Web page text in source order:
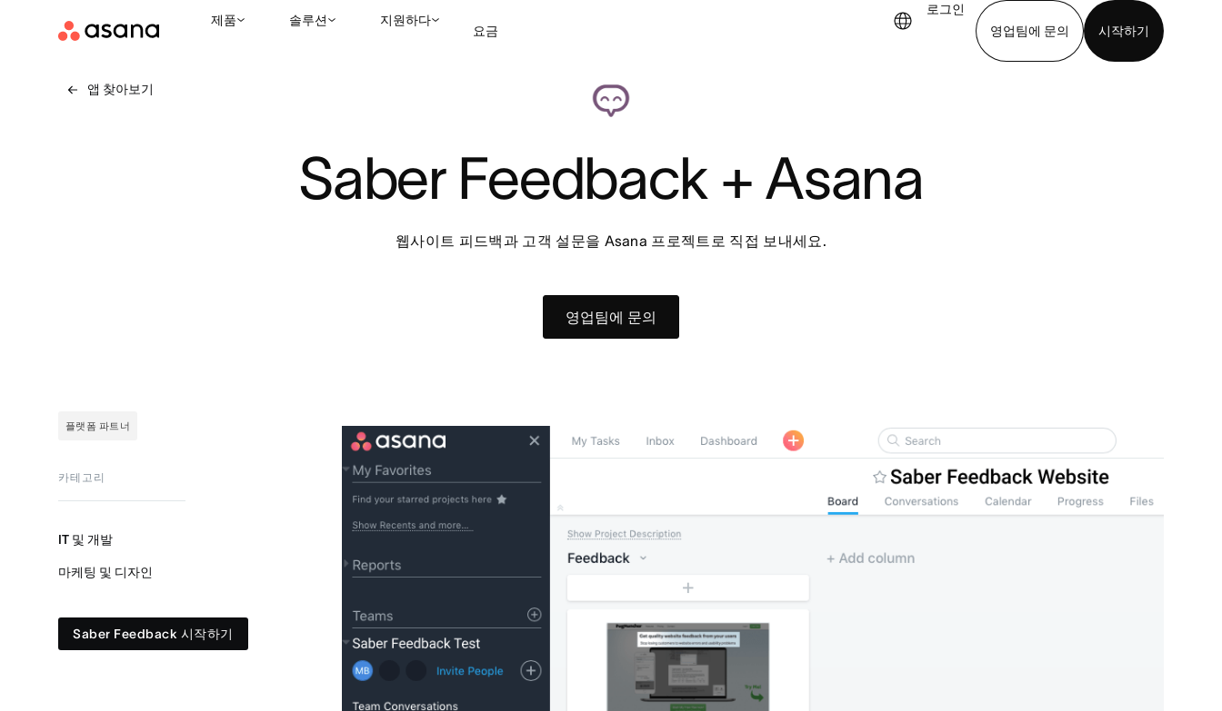
제품 솔루션 지원하다
요금
로그인
영업팀에 문의
시작하기
앱 찾아보기
Saber Feedback + Asana
웹사이트 피드백과 고객 설문을 Asana 프로젝트로 직접 보내세요.
영업팀에 문의
플랫폼 파트너
카테고리
IT 및 개발
마케팅 및 디자인
Saber Feedback 시작하기